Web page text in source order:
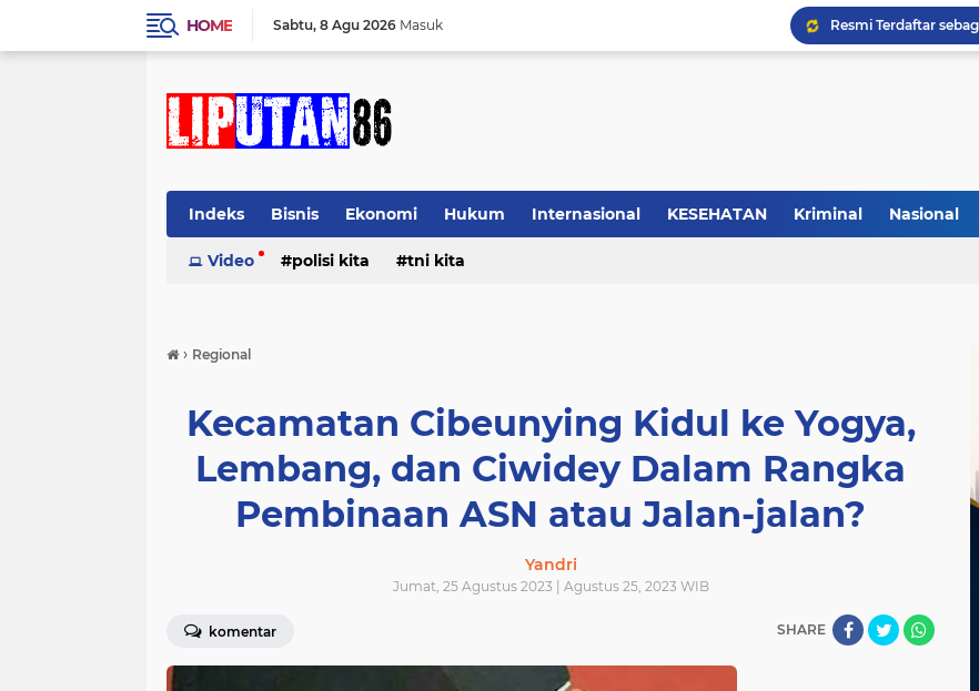
HOME Sabtu 8 Agu 2026 Masuk
Indeks Bisnis Ekonomi Hukum Internasional KESEHATAN Kriminal Nasional
Video polisi kita tni kita
› Regional
Kecamatan Cibeunying Kidul ke Yogya,
Lembang, dan Ciwidey Dalam Rangka
Pembinaan ASN atau Jalan-jalan?
Yandri
Jumat, 25 Agustus 2023 | Agustus 25, 2023 WIB
komentar SHARE